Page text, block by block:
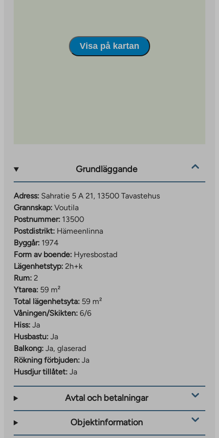
Visa på kartan
Grundläggande
Adress: Sahratie 5 A 21, 13500 Tavastehus
Grannskap: Voutila
Postnummer: 13500
Postdistrikt: Hämeenlinna
Byggår: 1974
Form av boende: Hyresbostad
Lägenhetstyp: 2h+k
Rum: 2
Ytarea: 59 m²
Total lägenhetsyta: 59 m²
Våningen/Skikten: 6/6
Hiss: Ja
Husbastu: Ja
Balkong: Ja, glaserad
Rökning förbjuden: Ja
Husdjur tillåtet: Ja
Avtal och betalningar
Objektinformation